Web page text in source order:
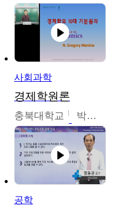
사회과학
경제학원론
충북대학교 박철호
공학